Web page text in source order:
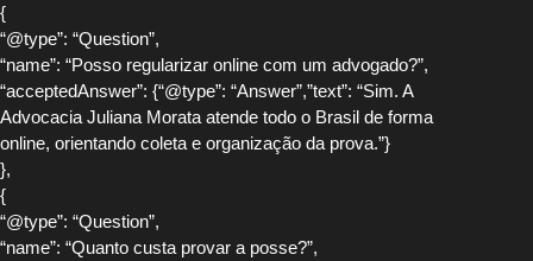
{
“@type”: “Question”,
“name”: “Posso regularizar online com um advogado?”,
“acceptedAnswer”: {“@type”: “Answer”,”text”: “Sim. A
Advocacia Juliana Morata atende todo o Brasil de forma
online, orientando coleta e organização da prova.”}
},
{
“@type”: “Question”,
“name”: “Quanto custa provar a posse?”,